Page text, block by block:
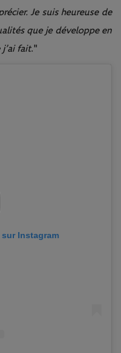
Je suis heureuse de
que je développe en
fait."
Instagram